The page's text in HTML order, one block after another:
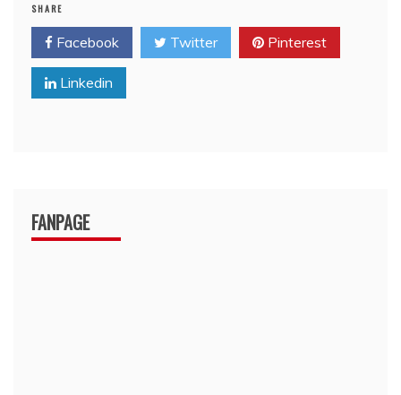
SHARE
Facebook Twitter Pinterest
Linkedin
FANPAGE